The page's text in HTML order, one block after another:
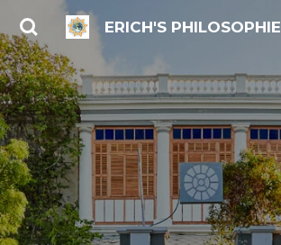
Zum
Hauptinhalt
springen
ERICH'S